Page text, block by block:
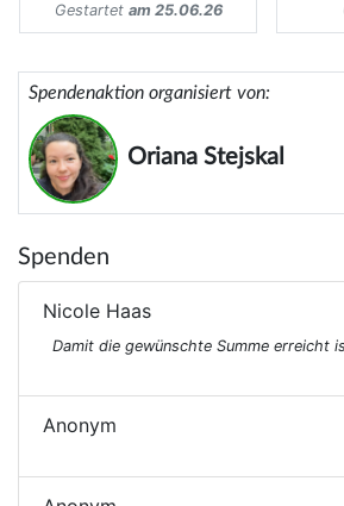
Gestartet am 25.06.26
Spendenaktion organisiert von:
Oriana Stejskal
Spenden
Nicole Haas
Damit die gewünschte Summe erreicht
Anonym